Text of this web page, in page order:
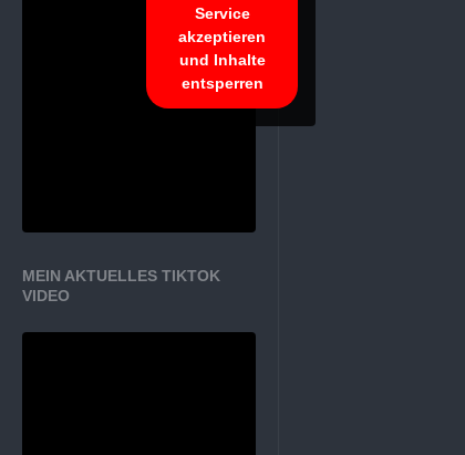
Service
akzeptieren
und Inhalte
entsperren
MEIN AKTUELLES TIKTOK
VIDEO